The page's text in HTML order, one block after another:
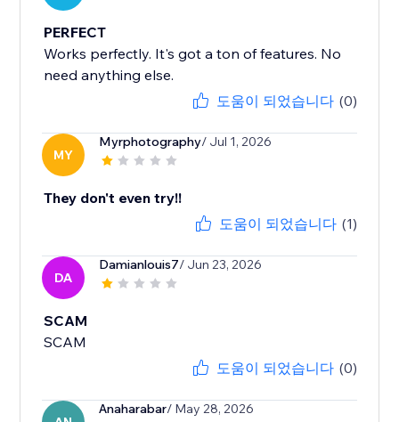
PERFECT
Works perfectly. It's got a ton of features. No
need anything else.
도움이 되었습니다 (0)
MY
Myrphotography/ Jul 1, 2026
They don't even try!!
도움이 되었습니다 (1)
DA
Damianlouis7/ Jun 23, 2026
SCAM
SCAM
도움이 되었습니다 (0)
Anaharabar/ May 28, 2026